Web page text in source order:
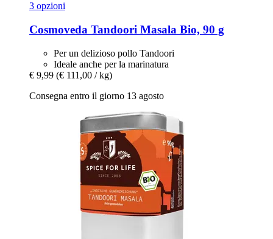
3 opzioni
Cosmoveda Tandoori Masala Bio, 90 g
Per un delizioso pollo Tandoori
Ideale anche per la marinatura
€ 9,99 (€ 111,00 / kg)
Consegna entro il giorno 13 agosto